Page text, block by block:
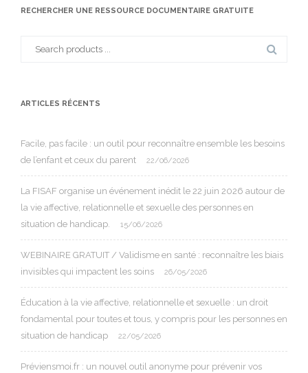
RECHERCHER UNE RESSOURCE DOCUMENTAIRE GRATUITE
ARTICLES RÉCENTS
Facile, pas facile : un outil pour reconnaître ensemble les besoins
de l’enfant et ceux du parent
22/06/2026
La FISAF organise un événement inédit le 22 juin 2026 autour de
la vie affective, relationnelle et sexuelle des personnes en
situation de handicap.
15/06/2026
WEBINAIRE GRATUIT / Validisme en santé : reconnaître les biais
invisibles qui impactent les soins
26/05/2026
Éducation à la vie affective, relationnelle et sexuelle : un droit
fondamental pour toutes et tous, y compris pour les personnes en
situation de handicap
22/05/2026
Préviensmoi.fr : un nouvel outil anonyme pour prévenir vos